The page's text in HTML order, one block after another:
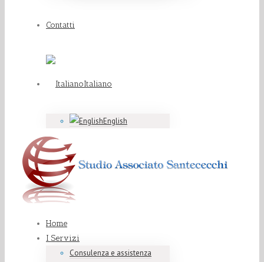
Contatti
Italiano
English
Home
I Servizi
Consulenza e assistenza